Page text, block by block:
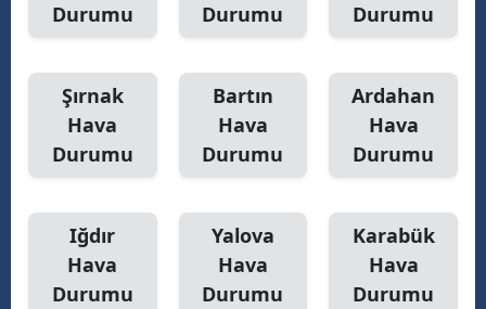
Durumu
Durumu
Durumu
Şırnak
Hava
Durumu
Bartın
Hava
Durumu
Ardahan
Hava
Durumu
Iğdır
Hava
Durumu
Yalova
Hava
Durumu
Karabük
Hava
Durumu